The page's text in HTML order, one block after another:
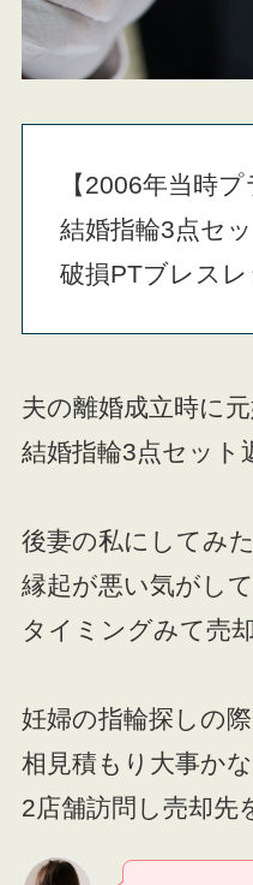
【2006年当時プ
結婚指輪3点セ
破損PTブレスレ
夫の離婚成立時に
結婚指輪3点セット
後妻の私にしてみ
縁起が悪い気がして
タイミングみて売
妊婦の指輪探しの
相見積もり大事か
2店舗訪問し売却先